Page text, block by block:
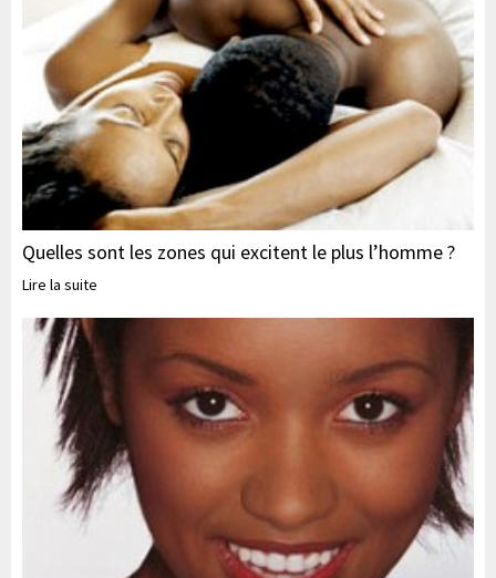
Quelles sont les zones qui excitent le plus l’homme ?
Lire la suite